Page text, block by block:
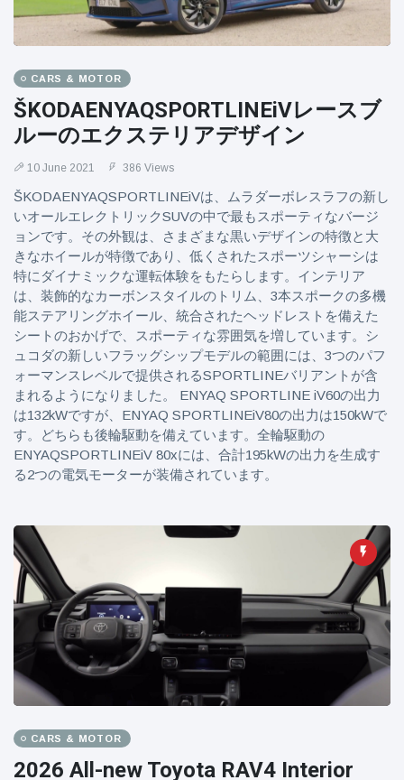
CARS & MOTOR
ŠKODAENYAQSPORTLINEiVレースブ
ルーのエクステリアデザイン
10 June 2021 386 Views
ŠKODAENYAQSPORTLINEiVは、ムラダーボレスラフの新し
いオールエレクトリックSUVの中で最もスポーティなバージ
ョンです。その外観は、さまざまな黒いデザインの特徴と大
きなホイールが特徴であり、低くされたスポーツシャーシは
特にダイナミックな運転体験をもたらします。インテリア
は、装飾的なカーボンスタイルのトリム、3本スポークの多機
能ステアリングホイール、統合されたヘッドレストを備えた
シートのおかげで、スポーティな雰囲気を増しています。シ
ュコダの新しいフラッグシップモデルの範囲には、3つのパフ
ォーマンスレベルで提供されるSPORTLINEバリアントが含
まれるようになりました。 ENYAQ SPORTLINE iV60の出力
は132kWですが、ENYAQ SPORTLINEiV80の出力は150kWで
す。どちらも後輪駆動を備えています。全輪駆動の
ENYAQSPORTLINEiV 80xには、合計195kWの出力を生成す
る2つの電気モーターが装備されています。
CARS & MOTOR
2026 All-new Toyota RAV4 Interior